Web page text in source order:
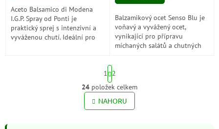
Aceto Balsamico di Modena
I.G.P. Spray od Ponti je
praktický sprej s intenzivní a
vyváženou chutí. Ideální pro
Balzamikový ocet Senso Blu je
voňavý a vyvážený ocet,
vynikající pro přípravu
míchaných salátů a chutných
produkt, a proto...
O
v
l
S
t
r
á
n
k
1
2
24 položek celkem
NAHORU